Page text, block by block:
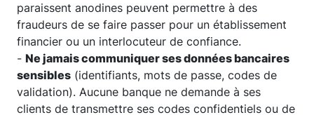
paraissent anodines peuvent permettre à des
fraudeurs de se faire passer pour un établissement
financier ou un interlocuteur de confiance.
- Ne jamais communiquer ses données bancaires
sensibles (identifiants, mots de passe, codes de
validation). Aucune banque ne demande à ses
clients de transmettre ses codes confidentiels ou de